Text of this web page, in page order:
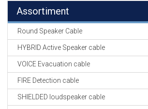
Assortiment
Round Speaker Cable
HYBRID Active Speaker cable
VOICE Evacuation cable
FIRE Detection cable
SHIELDED loudspeaker cable